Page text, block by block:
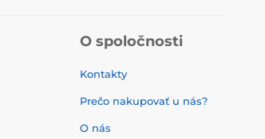
O spoločnosti
Kontakty
Prečo nakupovať u nás?
O nás